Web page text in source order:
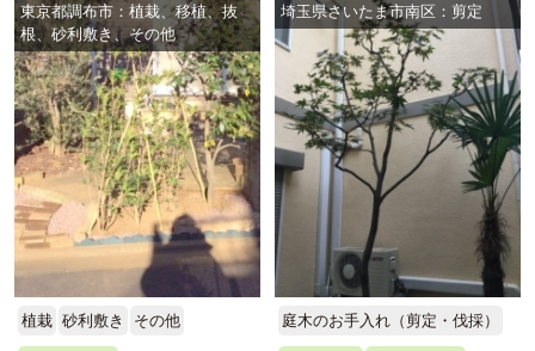
東京都調布市：植栽、移植、抜
根、砂利敷き、その他
植栽 砂利敷き その他
埼玉県さいたま市南区：剪定
庭木のお手入れ（剪定・伐採）